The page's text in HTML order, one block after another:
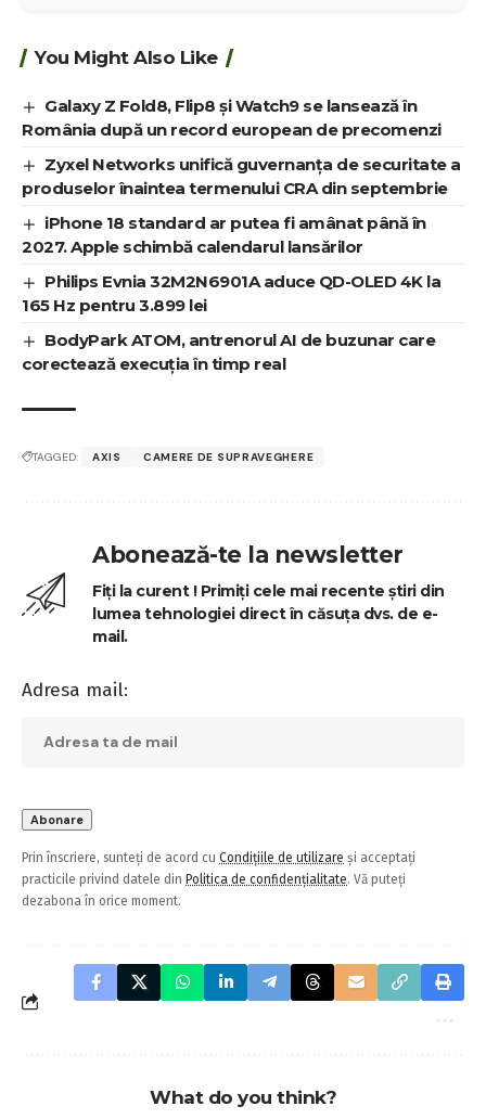
You Might Also Like
Galaxy Z Fold8, Flip8 și Watch9 se lansează în
România după un record european de precomenzi
Zyxel Networks unifică guvernanța de securitate a
produselor înaintea termenului CRA din septembrie
iPhone 18 standard ar putea fi amânat până în
2027. Apple schimbă calendarul lansărilor
Philips Evnia 32M2N6901A aduce QD-OLED 4K la
165 Hz pentru 3.899 lei
BodyPark ATOM, antrenorul AI de buzunar care
corectează execuția în timp real
TAGGED: AXIS CAMERE DE SUPRAVEGHERE
Abonează-te la newsletter
Fiți la curent ! Primiți cele mai recente știri din
lumea tehnologiei direct în căsuța dvs. de e-
mail.
Adresa mail:
Prin înscriere, sunteți de acord cu Condițiile de utilizare și acceptați
practicile privind datele din Politica de confidențialitate. Vă puteți
dezabona în orice moment.
What do you think?